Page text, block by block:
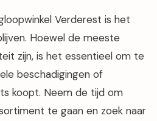
Verderest is het
Hoewel de meeste
zijn, is het essentieel om te
beschadigingen of
koopt. Neem de tijd om
te gaan en zoek naar